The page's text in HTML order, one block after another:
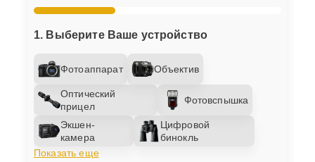
1. Выберите Ваше устройство
Фотоаппарат Объектив
Оптический
прицел
Фотовспышка
Экшен-
камера
Цифровой
бинокль
Показать еще